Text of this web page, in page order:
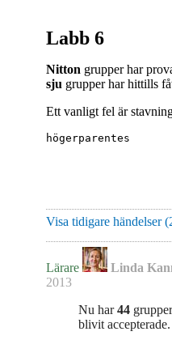
Labb 6
Nitton grupper har
sju grupper har hittills
Ett vanligt fel är
högerparentes
Visa tidigare händelser (
Lärare Linda
2013
Nu har44
blivit accepterade.